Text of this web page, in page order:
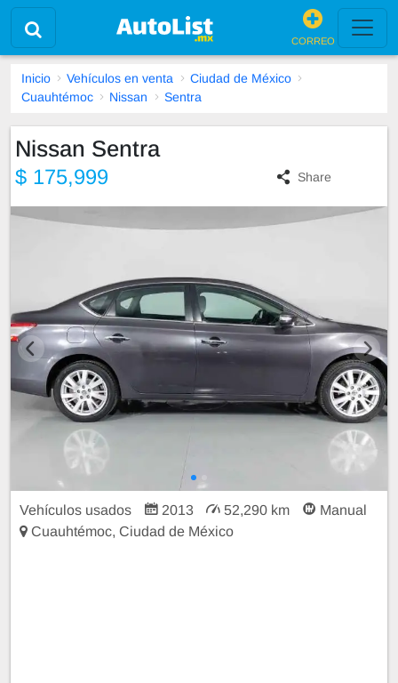
CORREO
Inicio Vehículos en venta
Ciudad de México
Cuauhtémoc
Nissan Sentra
Nissan Sentra
$ 175,999 Share
Vehículos usados 2013 52,290 km
Manual
Cuauhtémoc, Ciudad de México